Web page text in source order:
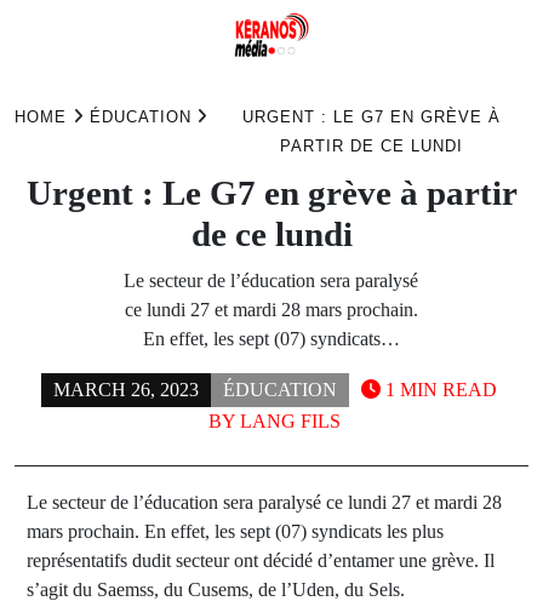
HOME ÉDUCATION
URGENT : LE G7 EN GRÈVE À
PARTIR DE CE LUNDI
Urgent : Le G7 en grève à partir
de ce lundi
Le secteur de l’éducation sera paralysé
ce lundi 27 et mardi 28 mars prochain.
En effet, les sept (07) syndicats…
MARCH 26, 2023
ÉDUCATION
BY LANG FILS
1 MIN READ
Le secteur de l’éducation sera paralysé ce lundi 27 et mardi 28
mars prochain. En effet, les sept (07) syndicats les plus
représentatifs dudit secteur ont décidé d’entamer une grève. Il
s’agit du Saemss, du Cusems, de l’Uden, du Sels.